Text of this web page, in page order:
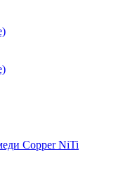
Copper NiTi